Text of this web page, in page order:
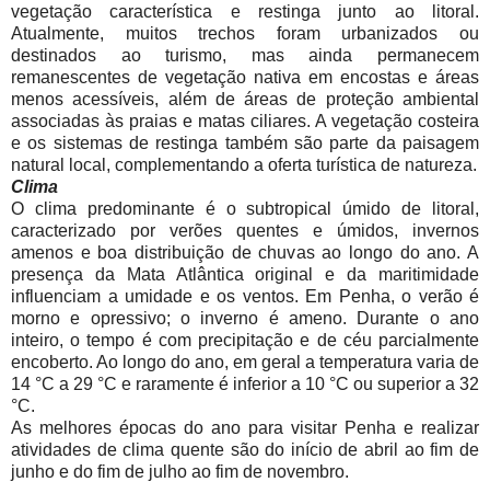
vegetação característica e restinga junto ao litoral.
Atualmente, muitos trechos foram urbanizados ou
destinados ao turismo, mas ainda permanecem
remanescentes de vegetação nativa em encostas e áreas
menos acessíveis, além de áreas de proteção ambiental
associadas às praias e matas ciliares. A vegetação costeira
e os sistemas de restinga também são parte da paisagem
natural local, complementando a oferta turística de natureza.
Clima
O clima predominante é o subtropical úmido de litoral,
caracterizado por verões quentes e úmidos, invernos
amenos e boa distribuição de chuvas ao longo do ano. A
presença da Mata Atlântica original e da maritimidade
influenciam a umidade e os ventos. Em Penha, o verão é
morno e opressivo; o inverno é ameno. Durante o ano
inteiro, o tempo é com precipitação e de céu parcialmente
encoberto. Ao longo do ano, em geral a temperatura varia de
14 °C a 29 °C e raramente é inferior a 10 °C ou superior a 32
°C.
As melhores épocas do ano para visitar Penha e realizar
atividades de clima quente são do início de abril ao fim de
junho e do fim de julho ao fim de novembro.